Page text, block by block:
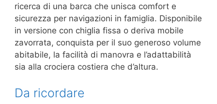
ricerca di una barca che unisca comfort e
sicurezza per navigazioni in famiglia. Disponibile
in versione con chiglia fissa o deriva mobile
zavorrata, conquista per il suo generoso volume
abitabile, la facilità di manovra e l’adattabilità
sia alla crociera costiera che d’altura.
Da ricordare